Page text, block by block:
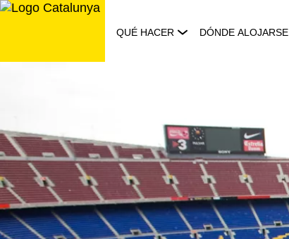
Saltar
QUÉ HACER DÓNDE ALOJARSE